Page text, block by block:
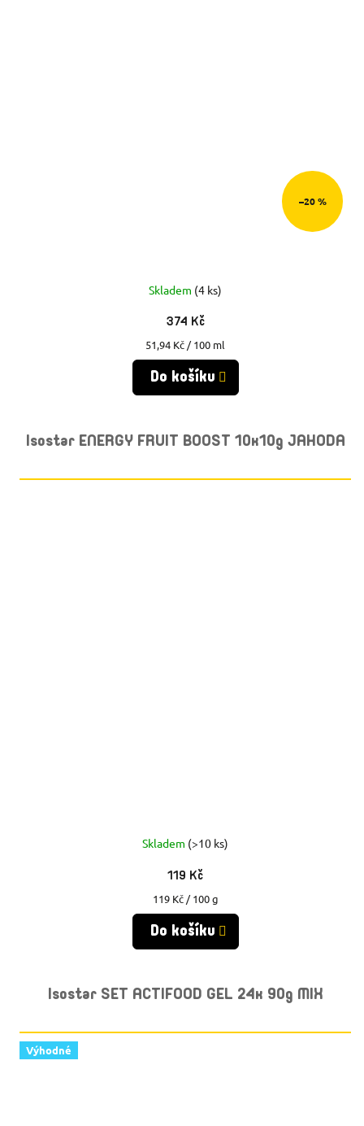
–20 %
Skladem (4 ks)
374 Kč
Měrná
cena:
51,94 Kč / 100 ml
Do košíku
Isostar ENERGY FRUIT BOOST 10x10g JAHODA
Skladem (>10 ks)
119 Kč
Měrná
cena:
119 Kč / 100 g
Do košíku
Isostar SET ACTIFOOD GEL 24x 90g MIX
Výhodné